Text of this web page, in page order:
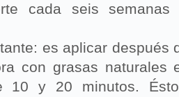
cada seis
es aplicar después
con grasas naturales
10 y 20 minutos.